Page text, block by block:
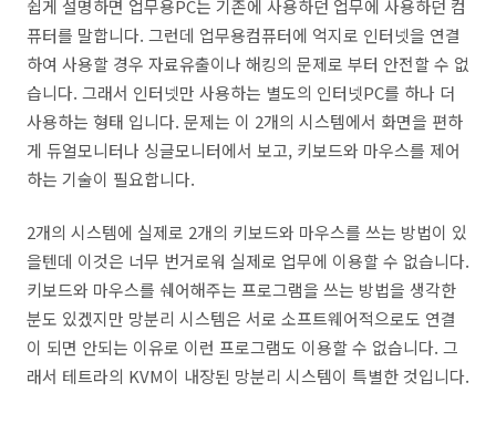
쉽게 설명하면 업무용PC는 기존에 사용하던 업무에 사용하던 컴
퓨터를 말합니다. 그런데 업무용컴퓨터에 억지로 인터넷을 연결
하여 사용할 경우 자료유출이나 해킹의 문제로 부터 안전할 수 없
습니다. 그래서 인터넷만 사용하는 별도의 인터넷PC를 하나 더
사용하는 형태 입니다. 문제는 이 2개의 시스템에서 화면을 편하
게 듀얼모니터나 싱글모니터에서 보고, 키보드와 마우스를 제어
하는 기술이 필요합니다.
2개의 시스템에 실제로 2개의 키보드와 마우스를 쓰는 방법이 있
을텐데 이것은 너무 번거로워 실제로 업무에 이용할 수 없습니다.
키보드와 마우스를 쉐어해주는 프로그램을 쓰는 방법을 생각한
분도 있겠지만 망분리 시스템은 서로 소프트웨어적으로도 연결
이 되면 안되는 이유로 이런 프로그램도 이용할 수 없습니다. 그
래서 테트라의 KVM이 내장된 망분리 시스템이 특별한 것입니다.